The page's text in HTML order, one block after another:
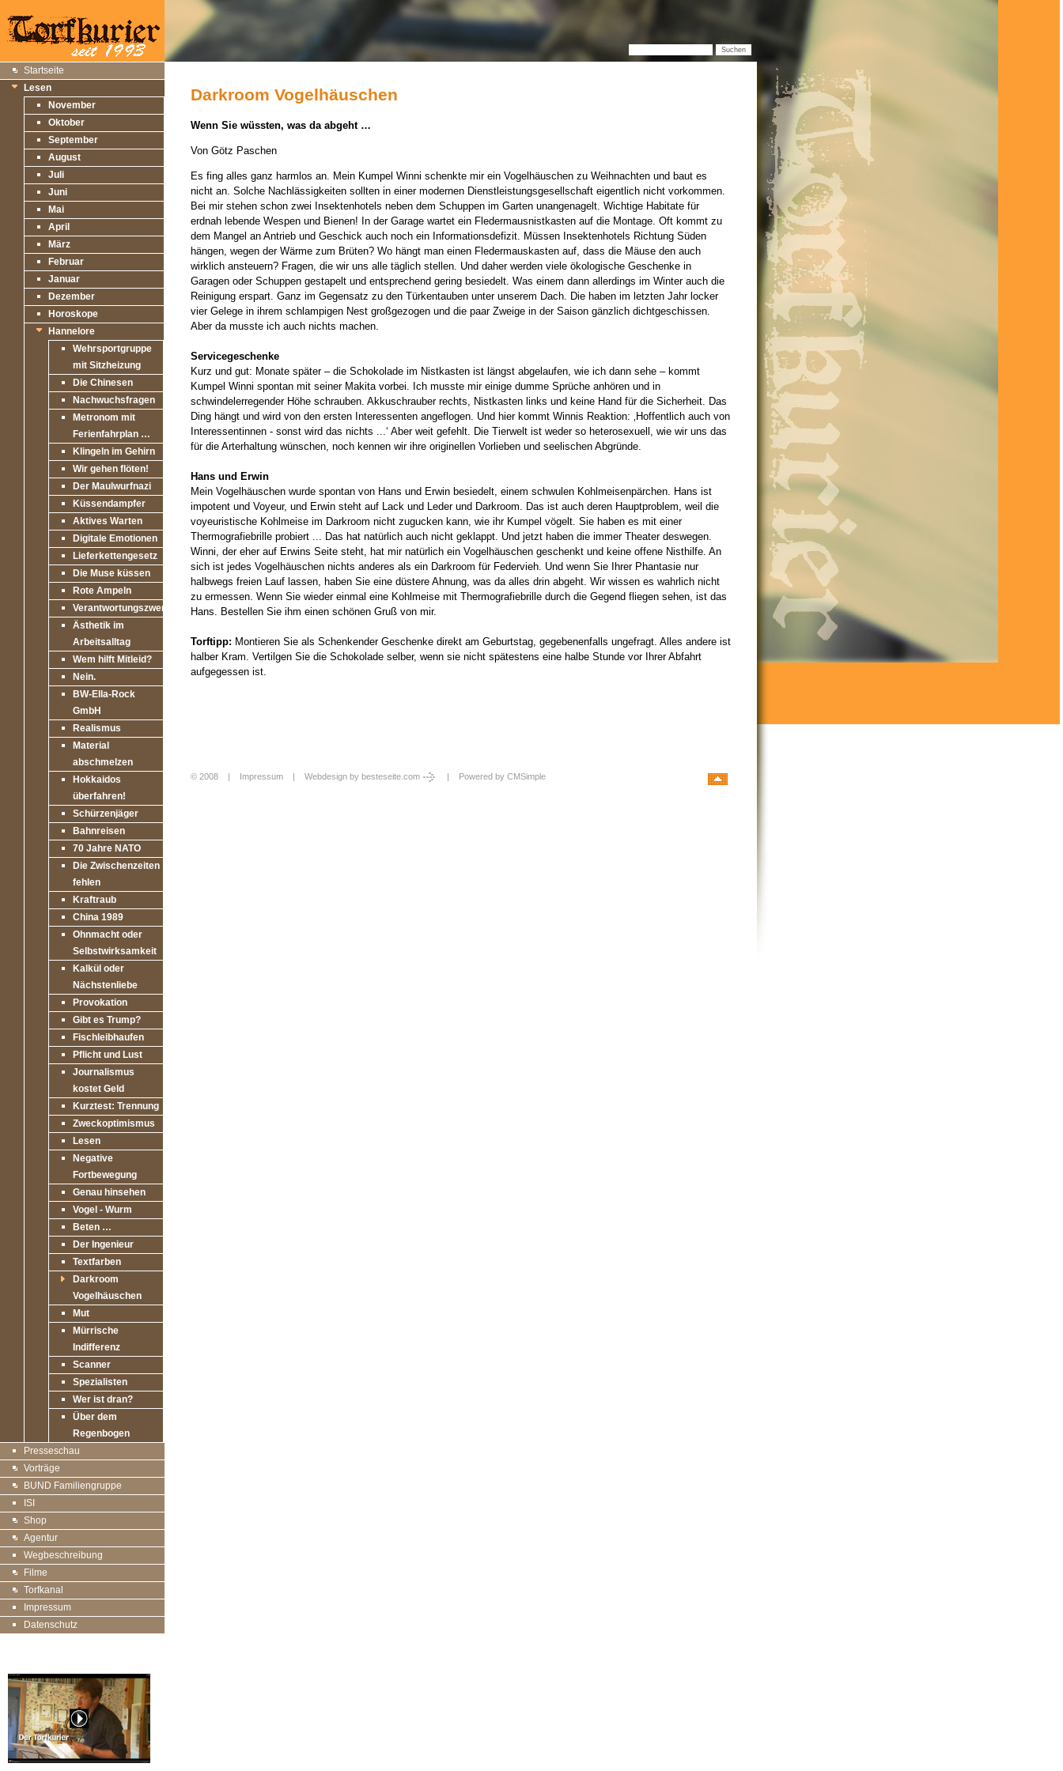
Startseite
Lesen
November
Oktober
September
August
Juli
Juni
Mai
April
März
Februar
Januar
Dezember
Horoskope
Hannelore
Wehrsportgruppe
mit Sitzheizung
Die Chinesen
Nachwuchsfragen
Metronom mit
Ferienfahrplan …
Klingeln im Gehirn
Wir gehen flöten!
Der Maulwurfnazi
Küssendampfer
Aktives Warten
Digitale Emotionen
Lieferkettengesetz
Die Muse küssen
Rote Ampeln
Verantwortungszwerge
Ästhetik im
Arbeitsalltag
Wem hilft Mitleid?
Nein.
BW-Ella-Rock
GmbH
Realismus
Material
abschmelzen
Hokkaidos
überfahren!
Schürzenjäger
Bahnreisen
70 Jahre NATO
Die Zwischenzeiten
fehlen
Kraftraub
China 1989
Ohnmacht oder
Selbstwirksamkeit
Kalkül oder
Nächstenliebe
Provokation
Gibt es Trump?
Fischleibhaufen
Pflicht und Lust
Journalismus
kostet Geld
Kurztest: Trennung
Zweckoptimismus
Lesen
Negative
Fortbewegung
Genau hinsehen
Vogel - Wurm
Beten …
Der Ingenieur
Textfarben
Darkroom
Vogelhäuschen
Mut
Mürrische
Indifferenz
Scanner
Spezialisten
Wer ist dran?
Über dem
Regenbogen
Presseschau
Vorträge
BUND Familiengruppe
ISI
Shop
Agentur
Wegbeschreibung
Filme
Torfkanal
Impressum
Datenschutz
Darkroom Vogelhäuschen
Wenn Sie wüssten, was da abgeht …
Von Götz Paschen
Es fing alles ganz harmlos an. Mein Kumpel Winni schenkte mir ein Vogelhäuschen zu Weihnachten und baut es
nicht an. Solche Nachlässigkeiten sollten in einer modernen Dienstleistungsgesellschaft eigentlich nicht vorkommen.
Bei mir stehen schon zwei Insektenhotels neben dem Schuppen im Garten unangenagelt. Wichtige Habitate für
erdnah lebende Wespen und Bienen! In der Garage wartet ein Fledermausnistkasten auf die Montage. Oft kommt zu
dem Mangel an Antrieb und Geschick auch noch ein Informationsdefizit. Müssen Insektenhotels Richtung Süden
hängen, wegen der Wärme zum Brüten? Wo hängt man einen Fledermauskasten auf, dass die Mäuse den auch
wirklich ansteuern? Fragen, die wir uns alle täglich stellen. Und daher werden viele ökologische Geschenke in
Garagen oder Schuppen gestapelt und entsprechend gering besiedelt. Was einem dann allerdings im Winter auch die
Reinigung erspart. Ganz im Gegensatz zu den Türkentauben unter unserem Dach. Die haben im letzten Jahr locker
vier Gelege in ihrem schlampigen Nest großgezogen und die paar Zweige in der Saison gänzlich dichtgeschissen.
Aber da musste ich auch nichts machen.
Servicegeschenke
Kurz und gut: Monate später – die Schokolade im Nistkasten ist längst abgelaufen, wie ich dann sehe – kommt
Kumpel Winni spontan mit seiner Makita vorbei. Ich musste mir einige dumme Sprüche anhören und in
schwindelerregender Höhe schrauben. Akkuschrauber rechts, Nistkasten links und keine Hand für die Sicherheit. Das
Ding hängt und wird von den ersten Interessenten angeflogen. Und hier kommt Winnis Reaktion: ‚Hoffentlich auch von
Interessentinnen - sonst wird das nichts ...‘ Aber weit gefehlt. Die Tierwelt ist weder so heterosexuell, wie wir uns das
für die Arterhaltung wünschen, noch kennen wir ihre originellen Vorlieben und seelischen Abgründe.
Hans und Erwin
Mein Vogelhäuschen wurde spontan von Hans und Erwin besiedelt, einem schwulen Kohlmeisenpärchen. Hans ist
impotent und Voyeur, und Erwin steht auf Lack und Leder und Darkroom. Das ist auch deren Hauptproblem, weil die
voyeuristische Kohlmeise im Darkroom nicht zugucken kann, wie ihr Kumpel vögelt. Sie haben es mit einer
Thermografiebrille probiert ... Das hat natürlich auch nicht geklappt. Und jetzt haben die immer Theater deswegen.
Winni, der eher auf Erwins Seite steht, hat mir natürlich ein Vogelhäuschen geschenkt und keine offene Nisthilfe. An
sich ist jedes Vogelhäuschen nichts anderes als ein Darkroom für Federvieh. Und wenn Sie Ihrer Phantasie nur
halbwegs freien Lauf lassen, haben Sie eine düstere Ahnung, was da alles drin abgeht. Wir wissen es wahrlich nicht
zu ermessen. Wenn Sie wieder einmal eine Kohlmeise mit Thermografiebrille durch die Gegend fliegen sehen, ist das
Hans. Bestellen Sie ihm einen schönen Gruß von mir.
Torftipp: Montieren Sie als Schenkender Geschenke direkt am Geburtstag, gegebenenfalls ungefragt. Alles andere ist
halber Kram. Vertilgen Sie die Schokolade selber, wenn sie nicht spätestens eine halbe Stunde vor Ihrer Abfahrt
aufgegessen ist.
© 2008 | Impressum Webdesign by besteseite.com | Powered by CMSimple